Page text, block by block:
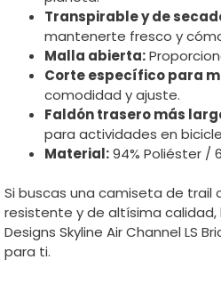
Transpirable y de
mantenerte fresco y
Malla abierta:
Corte específico para
comodidad y ajuste.
Faldón trasero más
para actividades en
Material:94% Poliéster /
Si buscas una camiseta de trail
resistente y de altísima calidad,
Designs Skyline Air Channel LS
para ti.